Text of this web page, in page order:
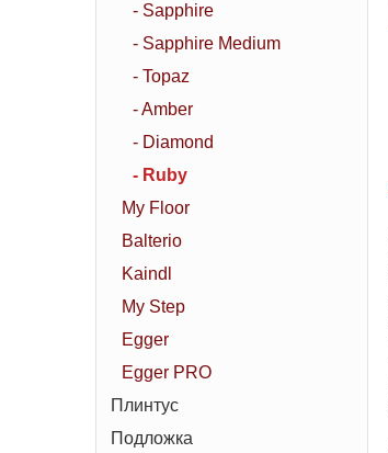
- Sapphire
- Sapphire Medium
- Topaz
- Amber
- Diamond
- Ruby
My Floor
Balterio
Kaindl
My Step
Egger
Egger PRO
Плинтус
Подложка